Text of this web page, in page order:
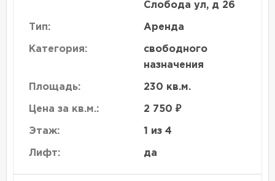
Слобода ул, д 26
Тип: Аренда
Категория:
свободного
назначения
Площадь: 230 кв.м.
Цена за кв.м.: 2 750 ₽
Этаж: 1 из 4
Лифт: да